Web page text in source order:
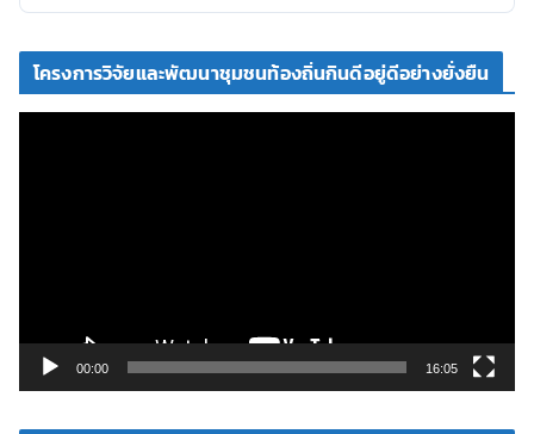
โครงการวิจัยและพัฒนาชุมชนท้องถิ่นกินดีอยู่ดีอย่างยั่งยืน
ดี
00:00 16:05